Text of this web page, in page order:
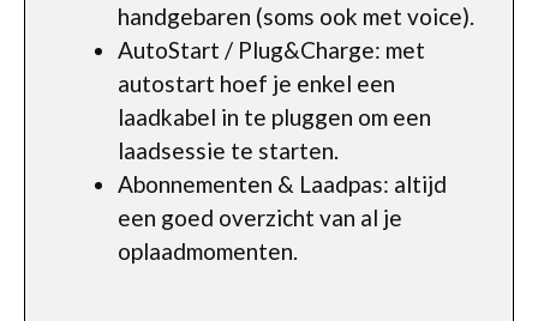
handgebaren (soms ook met voice).
AutoStart / Plug&Charge: met
autostart hoef je enkel een
laadkabel in te pluggen om een
laadsessie te starten.
Abonnementen & Laadpas: altijd
een goed overzicht van al je
oplaadmomenten.